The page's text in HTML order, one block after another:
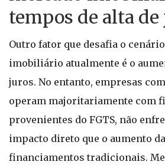
tempos de alta de
Outro fator que desafia o
imobiliário atualmente é o
juros. No entanto, empresas
operam majoritariamente com
provenientes do FGTS, não
impacto direto que o aumento
financiamentos tradicionais.